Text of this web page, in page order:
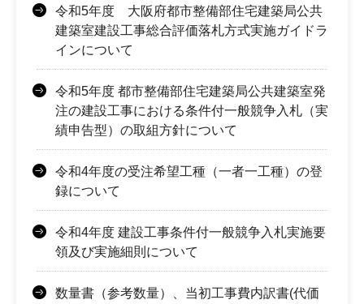
令和5年度 大阪府都市整備部住宅建築局公共
建築室建設工事総合評価落札方式実施ガイドラ
インについて
令和5年度 都市整備部住宅建築局公共建築室発
注の建設工事における条件付一般競争入札（実
績申告型）の取組方針について
令和4年度の受注希望工種（一者一工種）の登
録について
令和4年度 建設工事条件付一般競争入札実施要
領及び実施細則について
数量書（参考数量）、当初工事費内訳書(代価